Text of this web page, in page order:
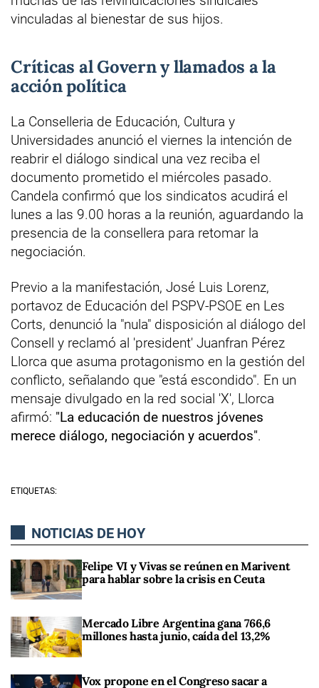
vinculadas al bienestar de sus hijos.
Críticas al Govern y llamados a la
acción política
La Conselleria de Educación, Cultura y
Universidades anunció el viernes la intención de
reabrir el diálogo sindical una vez reciba el
documento prometido el miércoles pasado.
Candela confirmó que los sindicatos acudirá el
lunes a las 9.00 horas a la reunión, aguardando la
presencia de la consellera para retomar la
negociación.
Previo a la manifestación, José Luis Lorenz,
portavoz de Educación del PSPV-PSOE en Les
Corts, denunció la "nula" disposición al diálogo del
Consell y reclamó al 'president' Juanfran Pérez
Llorca que asuma protagonismo en la gestión del
conflicto, señalando que "está escondido". En un
mensaje divulgado en la red social 'X', Llorca
afirmó: "La educación de nuestros jóvenes
merece diálogo, negociación y acuerdos".
ETIQUETAS:
NOTICIAS DE HOY
Felipe VI y Vivas se reúnen en Marivent
para hablar sobre la crisis en Ceuta
Mercado Libre Argentina gana 766,6
millones hasta junio, caída del 13,2%
Vox propone en el Congreso sacar a